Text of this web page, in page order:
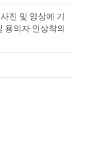
진 및 영상에 기
용의자 인상착의